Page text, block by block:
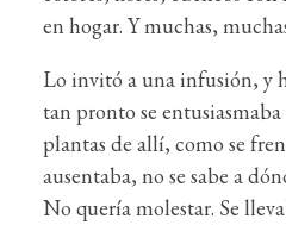
en hogar. Y muchas,
Lo invitó a una infusión, y
tan pronto se
plantas de allí, como se
ausentaba, no se sabe a
No quería molestar. Se